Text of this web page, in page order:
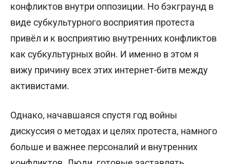
конфликтов внутри оппозиции. Но бэкграунд в
виде субкультурного восприятия протеста
привёл и к восприятию внутренних конфликтов
как субкультурных войн. И именно в этом я
вижу причину всех этих интернет-битв между
активистами.
Однако, начавшаяся спустя год войны
дискуссия о методах и целях протеста, намного
больше и важнее персоналий и внутренних